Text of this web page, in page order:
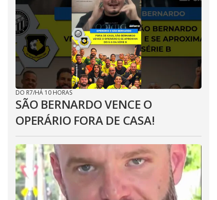
DO R7/HÁ 10 HORAS
SÃO BERNARDO VENCE O
OPERÁRIO FORA DE CASA!